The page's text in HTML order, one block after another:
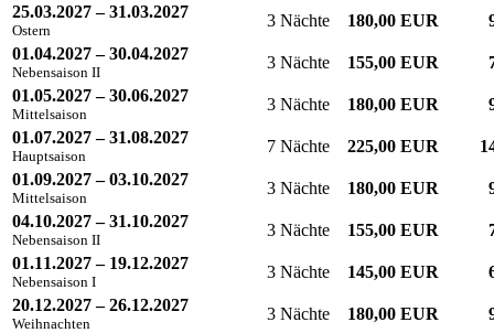
25.03.2027 – 31.03.2027
Ostern
3 Nächte 180,00 EUR
01.04.2027 – 30.04.2027
Nebensaison II
3 Nächte 155,00 EUR
01.05.2027 – 30.06.2027
Mittelsaison
3 Nächte 180,00 EUR
01.07.2027 – 31.08.2027
Hauptsaison
7 Nächte 225,00 EUR
01.09.2027 – 03.10.2027
Mittelsaison
3 Nächte 180,00 EUR
04.10.2027 – 31.10.2027
Nebensaison II
3 Nächte 155,00 EUR
01.11.2027 – 19.12.2027
Nebensaison I
3 Nächte 145,00 EUR
20.12.2027 – 26.12.2027
Weihnachten
3 Nächte 180,00 EUR